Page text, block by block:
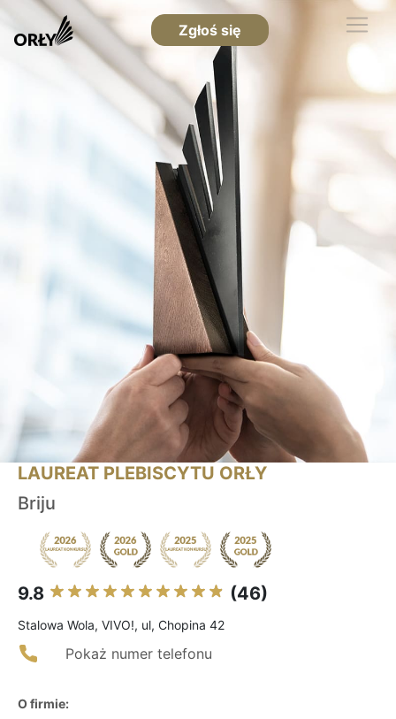
Zgłoś się
LAUREAT PLEBISCYTU ORŁY
Briju
9.8 (46)
Stalowa Wola, VIVO!, ul, Chopina 42
Pokaż numer telefonu
O firmie: